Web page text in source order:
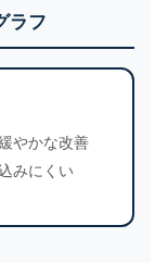
ラフ
やかな改善
みにくい